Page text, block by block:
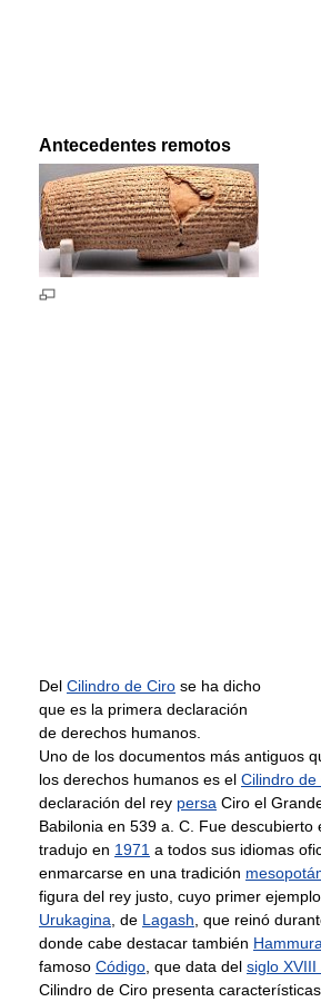
Antecedentes remotos
Del Cilindro de Ciro se ha dicho
que es la primera declaración
de derechos humanos.
Uno de los documentos más antiguos
los derechos humanos es el Cilindro de
declaración del rey persa Ciro el
Babilonia en 539 a. C. Fue descubierto
tradujo en 1971 a todos sus idiomas
enmarcarse en una tradición
figura del rey justo, cuyo primer
Urukagina , de Lagash , que reinó
donde cabe destacar también
famoso Código , que data del siglo XVIII
Cilindro de Ciro presenta